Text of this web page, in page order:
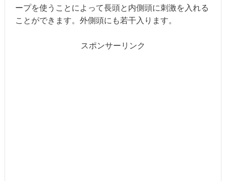
ープを使うことによって長頭と内側頭に刺激を入れる
ことができます。外側頭にも若干入ります。
スポンサーリンク